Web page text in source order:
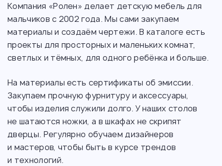
Компания «Ролен» делает детскую мебель для
мальчиков с 2002 года. Мы сами закупаем
материалы и создаём чертежи. В каталоге есть
проекты для просторных и маленьких комнат,
светлых и тёмных, для одного ребёнка и больше.
На материалы есть сертификаты об эмиссии.
Закупаем прочную фурнитуру и аксессуары,
чтобы изделия служили долго. У наших столов
не шатаются ножки, а в шкафах не скрипят
дверцы. Регулярно обучаем дизайнеров
и мастеров, чтобы быть в курсе трендов
и технологий.